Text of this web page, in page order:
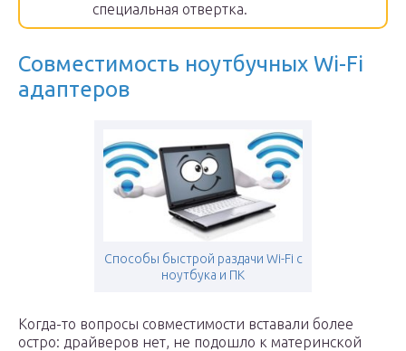
специальная отвертка.
Совместимость ноутбучных Wi-Fi
адаптеров
Способы быстрой раздачи Wi-Fi с
ноутбука и ПК
Когда-то вопросы совместимости вставали более
остро: драйверов нет, не подошло к материнской